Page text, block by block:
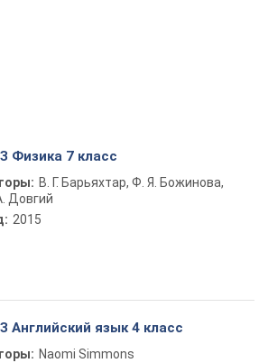
Физика 7 класс
В. Г. Барьяхтар, Ф. Я. Божинова,
Довгий
2015
Английский язык 4 класс
Naomi Simmons